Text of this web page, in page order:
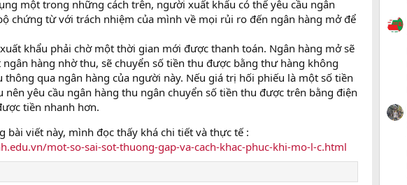
một trong những cách trên, người xuất khẩu có thể yêu cầu ngân
chứng từ với trách nhiệm của mình về mọi rủi ro đến ngân hàng mở để
khẩu phải chờ một thời gian mới được thanh toán. Ngân hàng mở sẽ
hàng nhờ thu, sẽ chuyển số tiền thu được bằng thư hàng không
thông qua ngân hàng của người này. Nếu giá trị hối phiếu là một số tiền
nên yêu cầu ngân hàng thu ngân chuyển số tiền thu được trên bằng điện
tiền nhanh hơn.
bài viết này, mình đọc thấy khá chi tiết và thực tế :
mot-so-sai-sot-thuong-gap-va-cach-khac-phuc-khi-mo-l-c.html